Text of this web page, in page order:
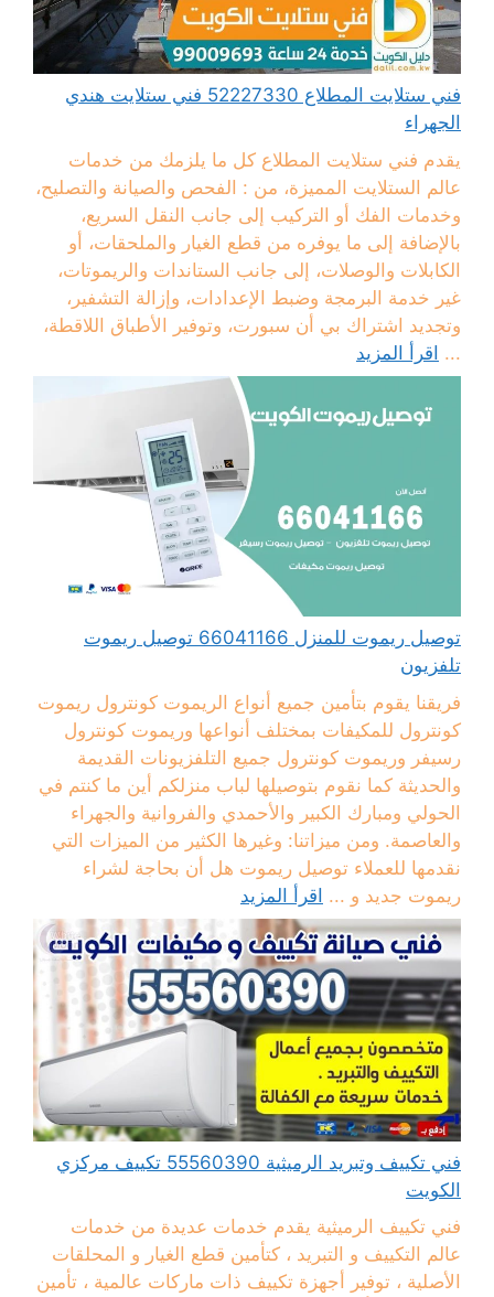
فني ستلايت المطلاع 52227330 فني ستلايت هندي
الجهراء
يقدم فني ستلايت المطلاع كل ما يلزمك من خدمات
عالم الستلايت المميزة، من : الفحص والصيانة والتصليح،
وخدمات الفك أو التركيب إلى جانب النقل السريع،
بالإضافة إلى ما يوفره من قطع الغيار والملحقات، أو
الكابلات والوصلات، إلى جانب الستاندات والريموتات،
غير خدمة البرمجة وضبط الإعدادات، وإزالة التشفير،
وتجديد اشتراك بي أن سبورت، وتوفير الأطباق اللاقطة،
... اقرأ المزيد
توصيل ريموت للمنزل 66041166 توصيل ريموت
تلفزيون
فريقنا يقوم بتأمين جميع أنواع الريموت كونترول ريموت
كونترول للمكيفات بمختلف أنواعها وريموت كونترول
رسيفر وريموت كونترول جميع التلفزيونات القديمة
والحديثة كما نقوم بتوصيلها لباب منزلكم أين ما كنتم في
الحولي ومبارك الكبير والأحمدي والفروانية والجهراء
والعاصمة. ومن ميزاتنا: وغيرها الكثير من الميزات التي
نقدمها للعملاء توصيل ريموت هل أن بحاجة لشراء
ريموت جديد و ... اقرأ المزيد
فني تكييف وتبريد الرميثية 55560390 تكييف مركزي
الكويت
فني تكييف الرميثية يقدم خدمات عديدة من خدمات
عالم التكييف و التبريد ، كتأمين قطع الغيار و المحلقات
الأصلية ، توفير أجهزة تكييف ذات ماركات عالمية ، تأمين